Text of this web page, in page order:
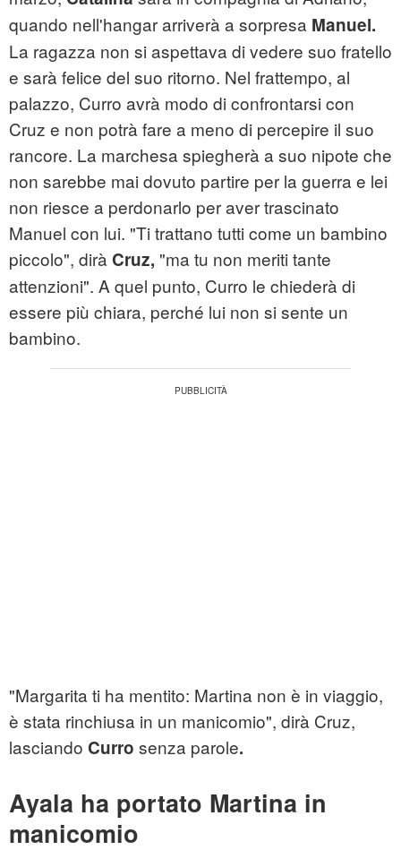
quando nell'hangar arriverà a sorpresa Manuel.
La ragazza non si aspettava di vedere suo fratello
e sarà felice del suo ritorno. Nel frattempo, al
palazzo, Curro avrà modo di confrontarsi con
Cruz e non potrà fare a meno di percepire il suo
rancore. La marchesa spiegherà a suo nipote che
non sarebbe mai dovuto partire per la guerra e lei
non riesce a perdonarlo per aver trascinato
Manuel con lui. "Ti trattano tutti come un bambino
piccolo", dirà Cruz, "ma tu non meriti tante
attenzioni". A quel punto, Curro le chiederà di
essere più chiara, perché lui non si sente un
bambino.
"Margarita ti ha mentito: Martina non è in viaggio,
è stata rinchiusa in un manicomio", dirà Cruz,
lasciando Curro senza parole.
Ayala ha portato Martina in
manicomio